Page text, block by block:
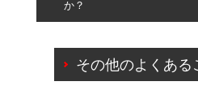
一部の商品・サービスの組み合
出来ないものもございます。
か？
ご来店予約日の3営業日前を
の日時変更につきましては
その他のよくある